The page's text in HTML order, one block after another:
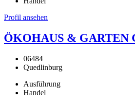
Profil ansehen
ÖKOHAUS & GARTEN
06484
Quedlinburg
Ausführung
Handel